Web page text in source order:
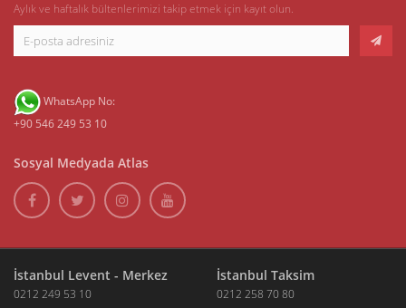
Aylık ve haftalık bültenlerimizi takip etmek için kayıt olun.
WhatsApp No:
+90 546 249 53 10
Sosyal Medyada Atlas
İstanbul Levent - Merkez
0212 249 53 10
İstanbul Taksim
0212 258 70 80